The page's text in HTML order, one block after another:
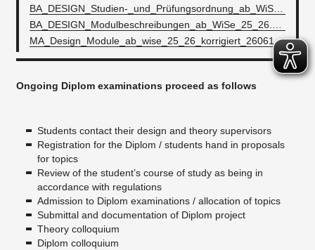
BA_DESIGN_Studien-_und_Prüfungsordnung_ab_WiSe_25_26_mit_Anlagen.pdf
BA_DESIGN_Modulbeschreibungen_ab_WiSe_25_26.pdf
MA_Design_Module_ab_wise_25_26_korrigiert_260611.pdf
Ongoing Diplom examinations proceed as follows
Students contact their design and theory supervisors
Registration for the Diplom / students hand in proposals
for topics
Review of the student’s course of study as being in
accordance with regulations
Admission to Diplom examinations / allocation of topics
Submittal and documentation of Diplom project
Theory colloquium
Diplom colloquium